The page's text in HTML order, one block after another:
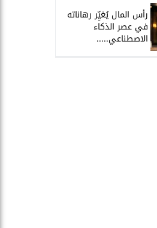
رأس المال يُغيِّر رهاناته
في عصر الذكاء
الاصطناعي.....